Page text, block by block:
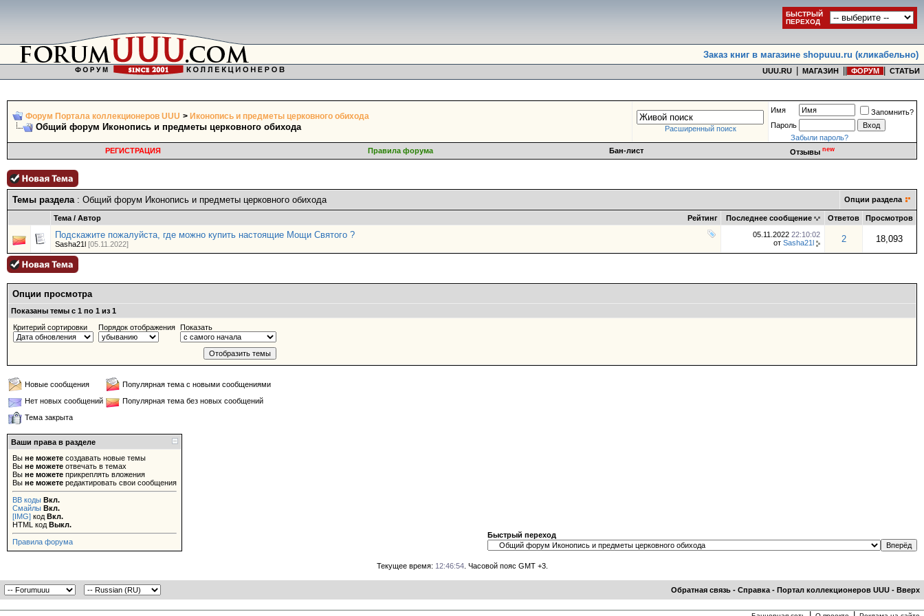
БЫСТРЫЙ
ПЕРЕХОД
Заказ книг в магазине shopuuu.ru (кликабельно)
UUU.RU МАГАЗИН ФОРУМ СТАТЬИ
Форум Портала коллекционеров UUU > Иконопись и предметы церковного обихода
Общий форум Иконопись и предметы церковного обихода Расширенный поиск
Имя
Запомнить?
Пароль
Забыли пароль?
РЕГИСТРАЦИЯ
Правила форума Бан-лист Отзывы new
Темы раздела: Общий форум Иконопись и предметы церковного обихода Опции раздела
Рейтинг
Тема / Автор Последнее сообщение Ответов Просмотров
Подскажите пожалуйста, где можно купить настоящие Мощи Святого ?
Sasha21l [05.11.2022]
05.11.2022 22:10:02
от Sasha21l 2 18,093
Опции просмотра
Показаны темы с 1 по 1 из 1
Критерий сортировки
Порядок отображения Показать
Новые сообщения
Популярная тема с новыми сообщениями
Нет новых сообщений
Популярная тема без новых сообщений
Тема закрыта
Ваши права в разделе
Вы не можете создавать новые темы
Вы не можете отвечать в темах
Вы не можете прикреплять вложения
Вы не можете редактировать свои сообщения
BB коды Вкл.
Смайлы Вкл.
[IMG] код Вкл.
HTML код Выкл.
Правила форума
Быстрый переход
Текущее время: 12:46:54. Часовой пояс GMT +3.
Обратная связь - Справка - Портал коллекционеров UUU - Вверх